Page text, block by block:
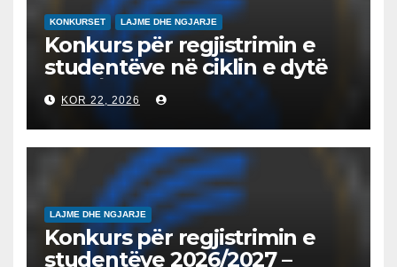
KONKURSET LAJME DHE NGJARJE
Konkurs për regjistrimin e
studentëve në ciklin e dytë
2026/2027 – Конкурс за
запишување на студенти
на втор циклус студии за
2026/2027
KOR 22, 2026
LAJME DHE NGJARJE
Konkurs për regjistrimin e
studentëve 2026/2027 –